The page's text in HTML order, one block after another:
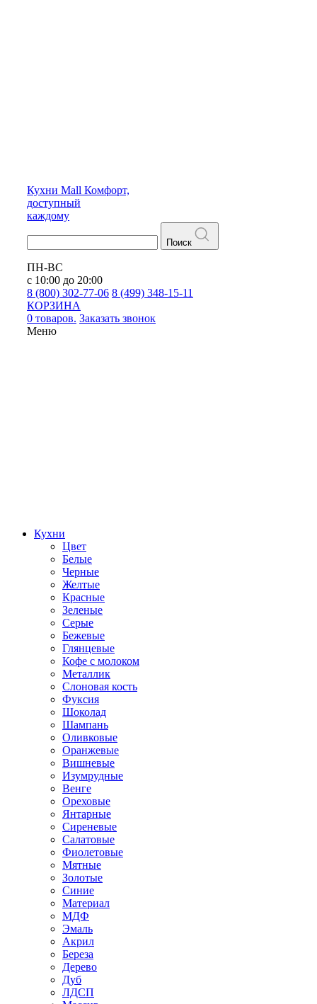
Кухни Mall Комфорт,
доступный
каждому
Поиск
ПН-ВС
с 10:00 до 20:00
8 (800) 302-77-06 8 (499) 348-15-11
КОРЗИНА
0 товаров. Заказать звонок
Меню
Кухни
Цвет
Белые
Черные
Желтые
Красные
Зеленые
Серые
Бежевые
Глянцевые
Кофе с молоком
Металлик
Слоновая кость
Фуксия
Шоколад
Шампань
Оливковые
Оранжевые
Вишневые
Изумрудные
Венге
Ореховые
Янтарные
Сиреневые
Салатовые
Фиолетовые
Мятные
Золотые
Синие
Материал
МДФ
Эмаль
Акрил
Береза
Дерево
Дуб
ЛДСП